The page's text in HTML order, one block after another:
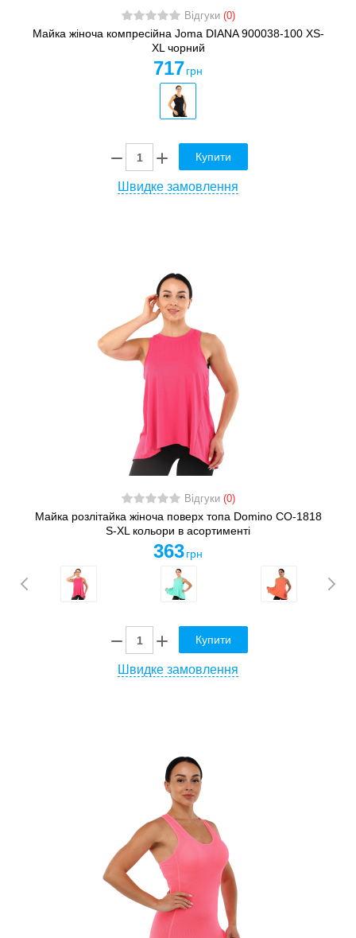
Відгуки (0)
Майка жіноча компресійна Joma DIANA 900038-100 XS-
XL чорний
717 грн
Купити
Швидке замовлення
Відгуки (0)
Майка розлітайка жіноча поверх топа Domino CO-1818
S-XL кольори в асортименті
363 грн
Купити
Швидке замовлення